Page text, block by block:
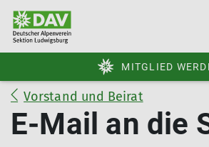
MITGLIED
Vorstand und Beirat
E-Mail an die